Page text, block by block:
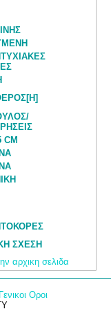
CM
ΣΧΕΣΗ
αρχικη σελιδα
Γενικοι Οροι